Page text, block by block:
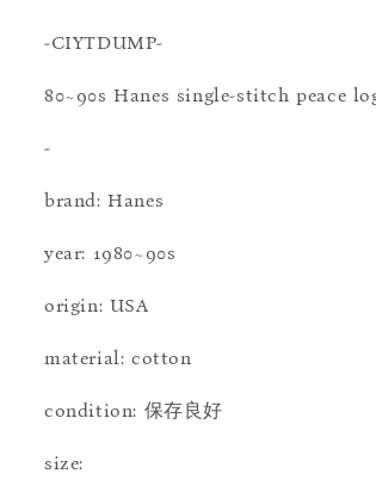
-CIYTDUMP-
80~90s Hanes single-stitch peace
-
brand: Hanes
year: 1980~90s
origin: USA
material: cotton
condition: 保存良好
size: